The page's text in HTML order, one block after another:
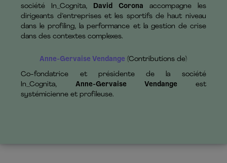
société In_Cognita, David Corona accompagne les
dirigeants d’entreprises et les sportifs de haut niveau
dans le profiling, la performance et la gestion de crise
dans des contextes complexes.
Anne-Gervaise Vendange (Contributions de)
Co-fondatrice et présidente de la société
In_Cognita, Anne-Gervaise Vendange est
systémicienne et profileuse.